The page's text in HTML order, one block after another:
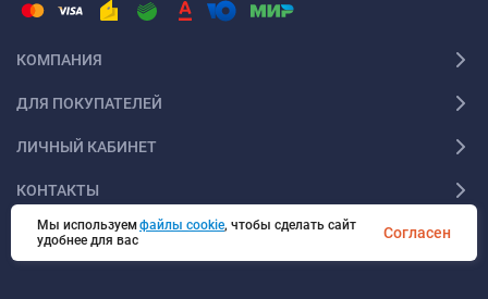
КОМПАНИЯ
ДЛЯ ПОКУПАТЕЛЕЙ
ЛИЧНЫЙ КАБИНЕТ
КОНТАКТЫ
Мы используемфайлы cookie, чтобы сделать сайт
удобнее для вас
Согласен